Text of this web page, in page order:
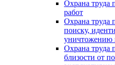
Охрана труда
работ
Охрана труда
поиску,
уничтожению
Охрана труда
близости от